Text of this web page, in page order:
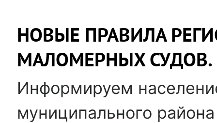
НОВЫЕ ПРАВИЛА
МАЛОМЕРНЫХ СУДОВ.
Информируем
муниципального